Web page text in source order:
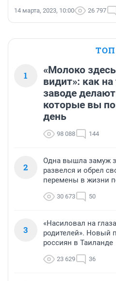
14 марта, 2023, 10:00 26 797
ТОП
1
«Молоко
видит»: как
заводе
которые вы
день
98 088 144
2
Одна вышла замуж
развелся и обрел
перемены в жизни
30 673 50
3
«Насиловал на
родителей». Новый
россиян в Таиланде
23 629 36